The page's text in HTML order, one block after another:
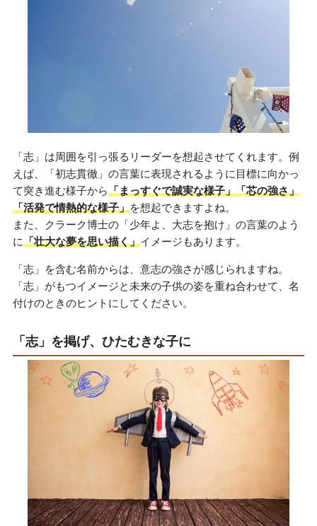
「志」は周囲を引っ張るリーダーを想起させてくれます。例
えば、「初志貫徹」の言葉に表現されるように目標に向かっ
て突き進む様子から「まっすぐで誠実な様子」「芯の強さ」
「活発で情熱的な様子」を想起できますよね。
また、クラーク博士の「少年よ、大志を抱け」の言葉のよう
に「壮大な夢を思い描く」イメージもあります。
「志」を含む名前からは、意志の強さが感じられますね。
「志」がもつイメージと未来の子供の姿を重ね合わせて、名
付けのときのヒントにしてください。
「志」を掲げ、ひたむきな子に